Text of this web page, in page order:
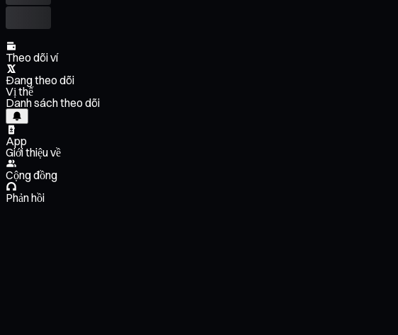
Theo dõi ví
Đang theo dõi
Vị thế
Danh sách theo dõi
App
Giới thiệu về
Cộng đồng
Phản hồi